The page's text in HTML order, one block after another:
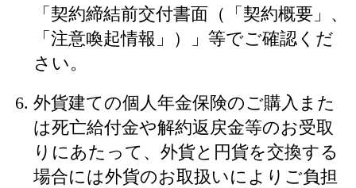
「契約締結前交付書面（「契約概要」、
「注意喚起情報」）」等でご確認くだ
さい。
外貨建ての個人年金保険のご購入また
は死亡給付金や解約返戻金等のお受取
りにあたって、外貨と円貨を交換する
場合には外貨のお取扱いによりご負担